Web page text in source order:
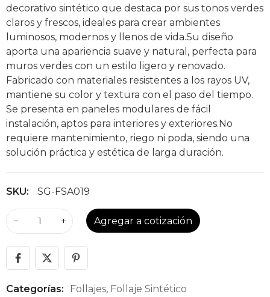
decorativo sintético que destaca por sus tonos verdes
claros y frescos, ideales para crear ambientes
luminosos, modernos y llenos de vida.Su diseño
aporta una apariencia suave y natural, perfecta para
muros verdes con un estilo ligero y renovado.
Fabricado con materiales resistentes a los rayos UV,
mantiene su color y textura con el paso del tiempo.
Se presenta en paneles modulares de fácil
instalación, aptos para interiores y exteriores.No
requiere mantenimiento, riego ni poda, siendo una
solución práctica y estética de larga duración.
SKU: SG-FSA019
− + Agregar a cotización
Categorías: Follajes, Follaje Sintético